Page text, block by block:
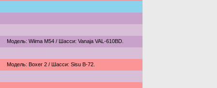
Модель: Wiima M54 / Шасси: Vanaja VAL-610BD.
Модель: Boxer 2 / Шасси: Sisu B-72.